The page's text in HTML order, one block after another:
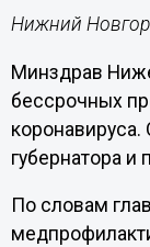
Нижний
Минздрав
бессрочных
губернатора и
По словам